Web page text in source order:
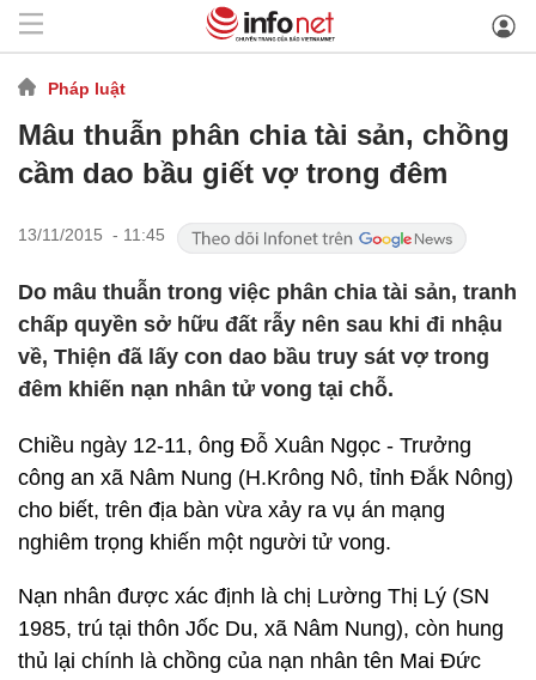
Pháp luật
Mâu thuẫn phân chia tài sản, chồng
cầm dao bầu giết vợ trong đêm
13/11/2015 - 11:45
Do mâu thuẫn trong việc phân chia tài sản, tranh
chấp quyền sở hữu đất rẫy nên sau khi đi nhậu
về, Thiện đã lấy con dao bầu truy sát vợ trong
đêm khiến nạn nhân tử vong tại chỗ.
Chiều ngày 12-11, ông Đỗ Xuân Ngọc - Trưởng
công an xã Nâm Nung (H.Krông Nô, tỉnh Đắk Nông)
cho biết, trên địa bàn vừa xảy ra vụ án mạng
nghiêm trọng khiến một người tử vong.
Nạn nhân được xác định là chị Lường Thị Lý (SN
1985, trú tại thôn Jốc Du, xã Nâm Nung), còn hung
thủ lại chính là chồng của nạn nhân tên Mai Đức